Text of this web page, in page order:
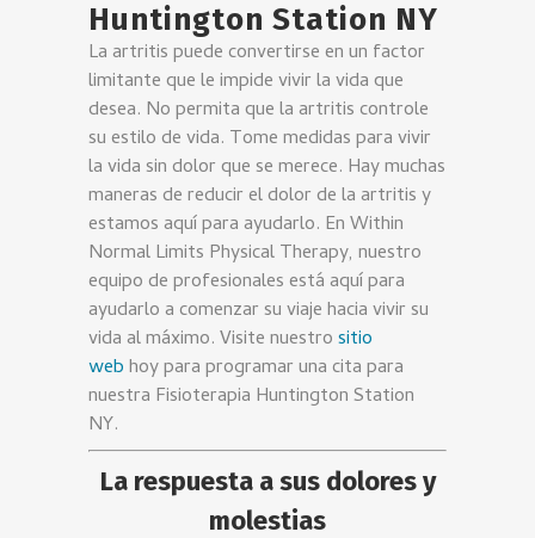
Huntington Station NY
La artritis puede convertirse en un factor
limitante que le impide vivir la vida que
desea. No permita que la artritis controle
su estilo de vida. Tome medidas para vivir
la vida sin dolor que se merece. Hay muchas
maneras de reducir el dolor de la artritis y
estamos aquí para ayudarlo. En Within
Normal Limits Physical Therapy, nuestro
equipo de profesionales está aquí para
ayudarlo a comenzar su viaje hacia vivir su
vida al máximo. Visite nuestrositio
webhoy para programar una cita para
nuestra Fisioterapia Huntington Station
NY.
La respuesta a sus dolores y
molestias